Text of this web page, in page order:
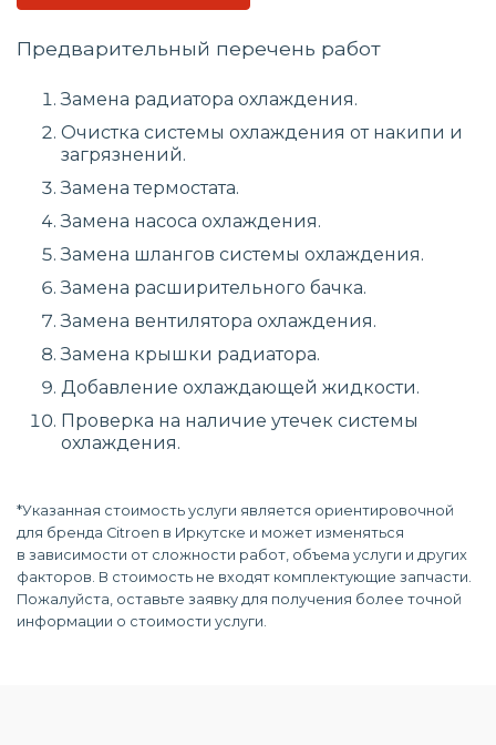
Предварительный перечень работ
Замена радиатора охлаждения.
Очистка системы охлаждения от накипи и
загрязнений.
Замена термостата.
Замена насоса охлаждения.
Замена шлангов системы охлаждения.
Замена расширительного бачка.
Замена вентилятора охлаждения.
Замена крышки радиатора.
Добавление охлаждающей жидкости.
Проверка на наличие утечек системы
охлаждения.
*Указанная стоимость услуги является ориентировочной
для бренда Citroen в Иркутске и может изменяться
в зависимости от сложности работ, объема услуги и других
факторов. В стоимость не входят комплектующие запчасти.
Пожалуйста, оставьте заявку для получения более точной
информации о стоимости услуги.